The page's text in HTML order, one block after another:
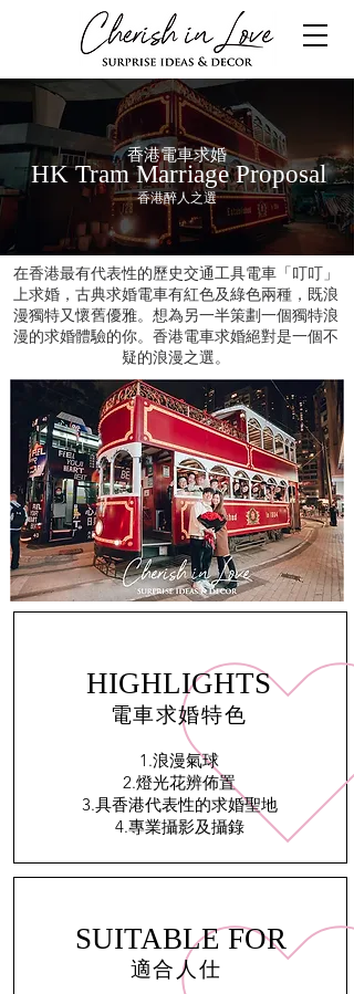
香港電車求婚
HK Tram Marriage Proposal
香港醉人之選
在香港最有代表性的歷史交通工具電車「叮叮」
上求婚，古典求婚電車有紅色及綠色兩種，既浪
漫獨特又懷舊優雅。想為另一半策劃一個獨特浪
漫的求婚體驗的你。香港電車求婚絕對是一個不
疑的浪漫之選。
HIGHLIGHTS
電車求婚特色
1.浪漫氣球
2.燈光花辨佈置
3.具香港代表性的求婚聖地
4.專業攝影及攝錄
SUITABLE FOR
​適合人仕